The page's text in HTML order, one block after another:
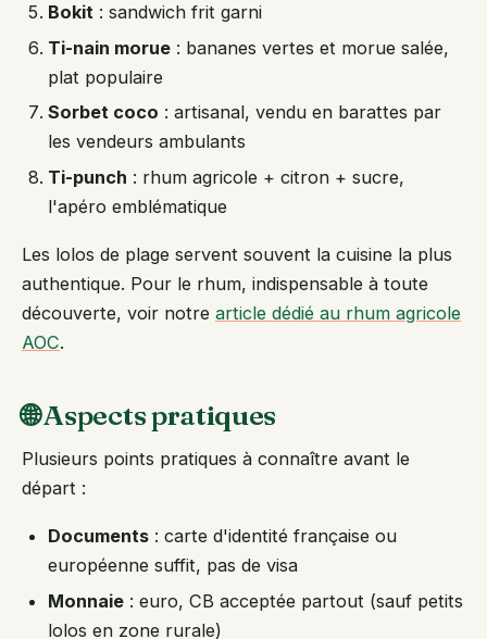
Bokit : sandwich frit garni
Ti-nain morue : bananes vertes et morue salée,
plat populaire
Sorbet coco : artisanal, vendu en barattes par
les vendeurs ambulants
Ti-punch : rhum agricole + citron + sucre,
l'apéro emblématique
Les lolos de plage servent souvent la cuisine la plus
authentique. Pour le rhum, indispensable à toute
découverte, voir notre article dédié au rhum agricole
AOC.
🌐 Aspects pratiques
Plusieurs points pratiques à connaître avant le
départ :
Documents : carte d'identité française ou
européenne suffit, pas de visa
Monnaie : euro, CB acceptée partout (sauf petits
lolos en zone rurale)